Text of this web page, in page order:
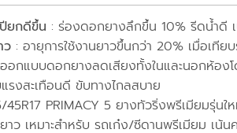
ยกดีขึ้น : ร่องดอกยางลึกขึ้น 10% รีดน้ำดี
ว : อายุการใช้งานยาวขึ้นกว่า 20% เมื่อเทีย
อกแบบดอกยางลดเสียงทั้งในและนอกห้อง
รงสะเทือนดี ขับทางไกลสบาย
PRIMACY 5 ยางทัวริ่งพรีเมียมรุ่น
าว เหมาะสำหรับ รถเก๋ง/ซีดานพรีเมียม เน้น